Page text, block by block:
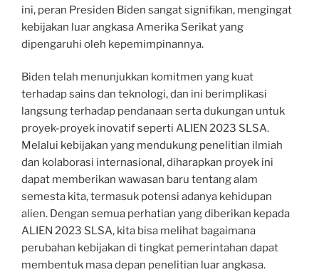
ini, peran Presiden Biden sangat signifikan, mengingat
kebijakan luar angkasa Amerika Serikat yang
dipengaruhi oleh kepemimpinannya.
Biden telah menunjukkan komitmen yang kuat
terhadap sains dan teknologi, dan ini berimplikasi
langsung terhadap pendanaan serta dukungan untuk
proyek-proyek inovatif seperti ALIEN 2023 SLSA.
Melalui kebijakan yang mendukung penelitian ilmiah
dan kolaborasi internasional, diharapkan proyek ini
dapat memberikan wawasan baru tentang alam
semesta kita, termasuk potensi adanya kehidupan
alien. Dengan semua perhatian yang diberikan kepada
ALIEN 2023 SLSA, kita bisa melihat bagaimana
perubahan kebijakan di tingkat pemerintahan dapat
membentuk masa depan penelitian luar angkasa.